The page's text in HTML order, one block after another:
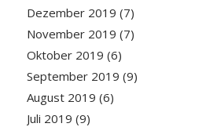
Dezember 2019 (7)
November 2019 (7)
Oktober 2019 (6)
September 2019 (9)
August 2019 (6)
Juli 2019 (9)